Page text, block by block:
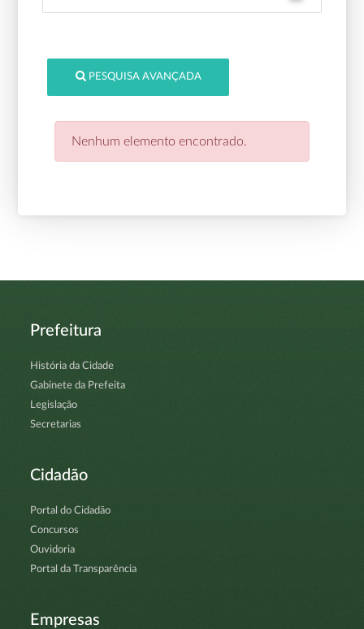
PESQUISA AVANÇADA
Nenhum elemento encontrado.
Prefeitura
História da Cidade
Gabinete da Prefeita
Legislação
Secretarias
Cidadão
Portal do Cidadão
Concursos
Ouvidoria
Portal da Transparência
Empresas